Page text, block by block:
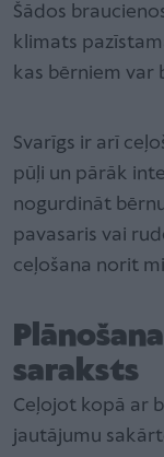
Šādos
klimats
kas bērniem var
Svarīgs ir arī
pūļi un pārāk
nogurdināt
pavasaris vai
ceļošana norit
saraksts
Ceļojot kopā ar
jautājumu